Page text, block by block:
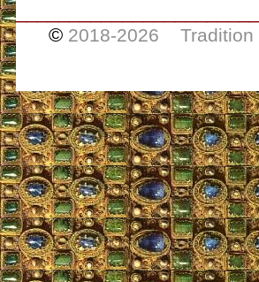
© 2018-2026 Tradition